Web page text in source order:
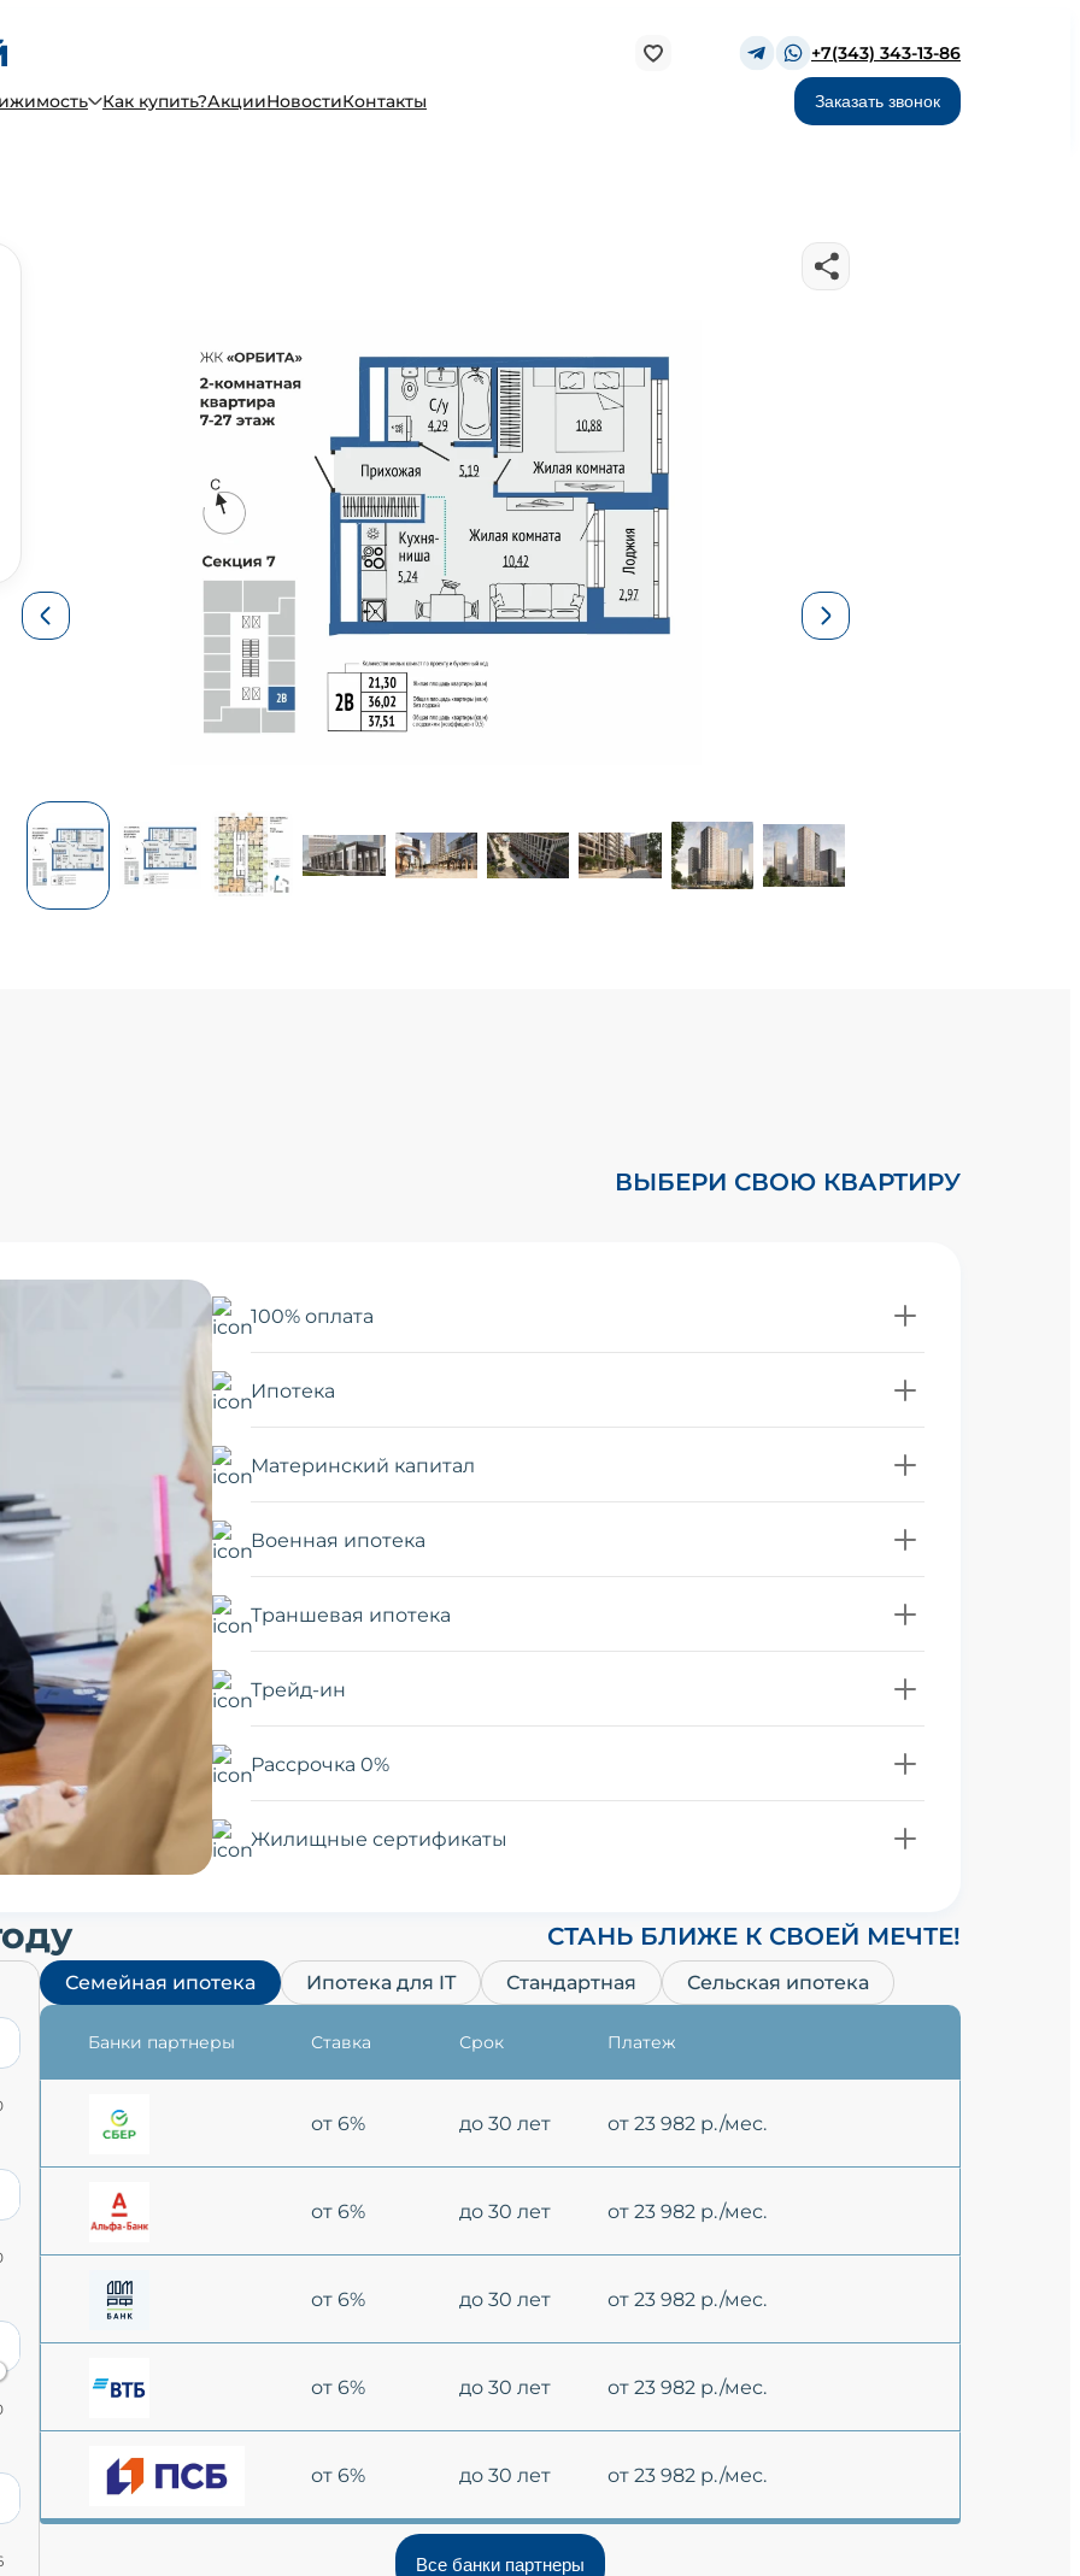
+7(343) 343-13-86
Как купить?АкцииНовостиКонтакты Заказать звонок
ВЫБЕРИ СВОЮ КВАРТИРУ
100% оплата
Ипотека
Материнский капитал
Военная ипотека
Траншевая ипотека
Трейд-ин
Рассрочка 0%
Жилищные сертификаты
СТАНЬ БЛИЖЕ К СВОЕЙ МЕЧТЕ!
Семейная ипотека Ипотека для IT Стандартная Сельская ипотека
Банки партнеры Ставка Срок Платеж
от 6% до 30 лет от 23 982 р./мес.
от 6% до 30 лет от 23 982 р./мес.
от 6% до 30 лет от 23 982 р./мес.
от 6% до 30 лет от 23 982 р./мес.
от 6% до 30 лет от 23 982 р./мес.
Все банки партнеры